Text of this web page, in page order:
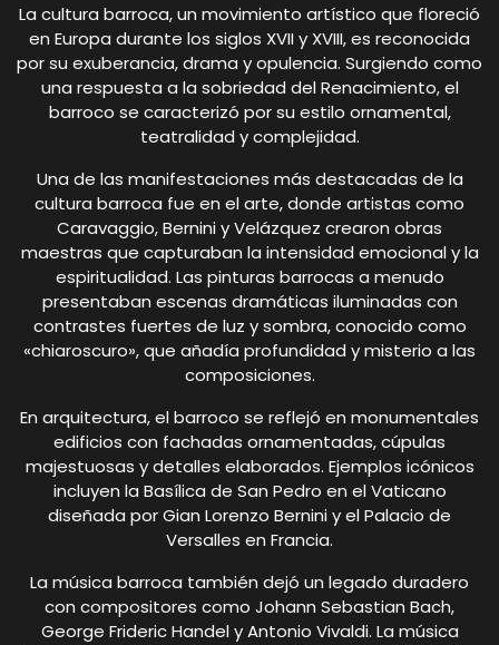
La cultura barroca, un movimiento artístico que floreció
en Europa durante los siglos XVII y XVIII, es reconocida
por su exuberancia, drama y opulencia. Surgiendo como
una respuesta a la sobriedad del Renacimiento, el
barroco se caracterizó por su estilo ornamental,
teatralidad y complejidad.
Una de las manifestaciones más destacadas de la
cultura barroca fue en el arte, donde artistas como
Caravaggio, Bernini y Velázquez crearon obras
maestras que capturaban la intensidad emocional y la
espiritualidad. Las pinturas barrocas a menudo
presentaban escenas dramáticas iluminadas con
contrastes fuertes de luz y sombra, conocido como
«chiaroscuro», que añadía profundidad y misterio a las
composiciones.
En arquitectura, el barroco se reflejó en monumentales
edificios con fachadas ornamentadas, cúpulas
majestuosas y detalles elaborados. Ejemplos icónicos
incluyen la Basílica de San Pedro en el Vaticano
diseñada por Gian Lorenzo Bernini y el Palacio de
Versalles en Francia.
La música barroca también dejó un legado duradero
con compositores como Johann Sebastian Bach,
George Frideric Handel y Antonio Vivaldi. La música